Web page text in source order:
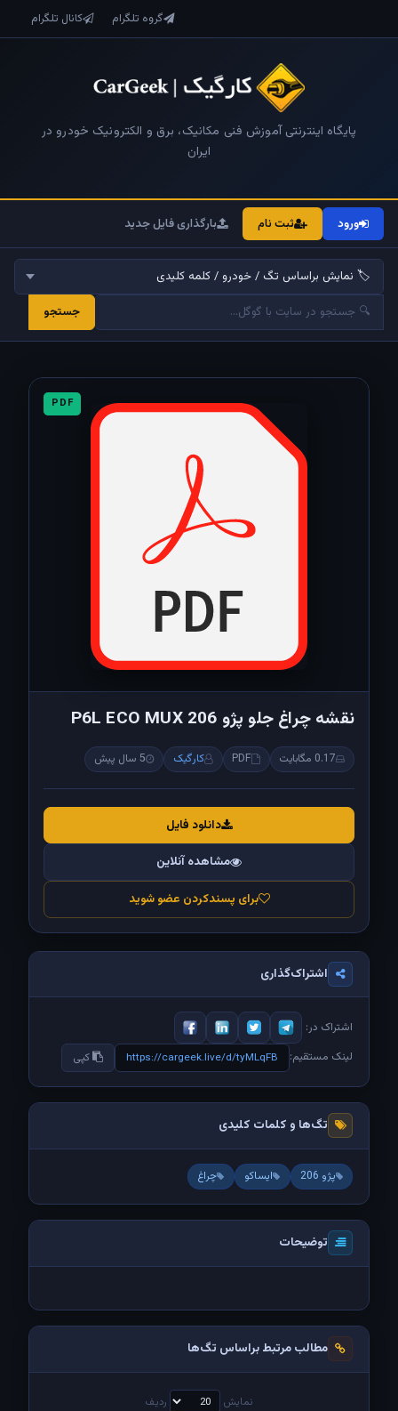
گروه تلگرام کانال تلگرام
پایگاه اینترنتی آموزش فنی مکانیک، برق و الکترونیک خودرو در
ایران
ورود ثبت نام بارگذاری فایل جدید
جستجو
PDF
نقشه چراغ جلو پژو 206 P6L ECO MUX
0.17 مگابایت PDF کارگیک 5 سال پیش
دانلود فایل
مشاهده آنلاین
برای پسندکردن عضو شوید
اشتراک‌گذاری
اشتراک در:
لینک مستقیم: https://cargeek.live/d/tyMLqFB کپی
تگ‌ها و کلمات کلیدی
پژو 206 ایساکو چراغ
توضیحات
مطالب مرتبط براساس تگ‌ها
نمایش ردیف